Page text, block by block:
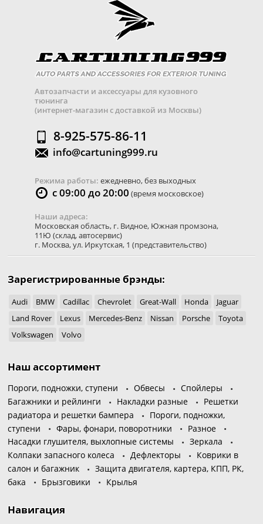
Автозапчасти и аксессуары для кузовного
тюнинга
(интернет-магазин с доставкой из Москвы)
8-925-575-86-11
info@cartuning999.ru
Режима работы: ежедневно, без выходных
с 09:00 до 20:00 (время московское)
Наши адреса:
Московская область, г. Видное, Южная промзона,
11Ю (склад, автосервис)
г. Москва,ул. Иркутская, 1 (представительство)
Зарегистрированные брэнды:
Audi BMW Cadillac Chevrolet Great-Wall Honda
Jaguar
Land Rover
Lexus Mercedes-Benz Nissan Porsche
Toyota
Volkswagen
Volvo
Наш ассортимент
Пороги, подножки, ступени Обвесы
Спойлеры
Багажники и рейлинги
Накладки разные
Решетки
радиатора и решетки бампера
Пороги, подножки,
ступени
Фары, фонари, поворотники
Разное
Насадки глушителя, выхлопные системы
Зеркала
Колпаки запасного колеса
Дефлекторы
Коврики в
салон и багажник
Защита двигателя, картера, КПП, РК,
бака
Брызговики Крылья
Навигация